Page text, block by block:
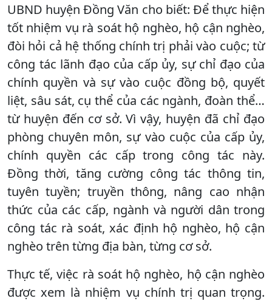
UBND huyện Đồng Văn cho biết: Để thực hiện
tốt nhiệm vụ rà soát hộ nghèo, hộ cận nghèo,
đòi hỏi cả hệ thống chính trị phải vào cuộc; từ
công tác lãnh đạo của cấp ủy, sự chỉ đạo của
chính quyền và sự vào cuộc đồng bộ, quyết
liệt, sâu sát, cụ thể của các ngành, đoàn thể…
từ huyện đến cơ sở. Vì vậy, huyện đã chỉ đạo
phòng chuyên môn, sự vào cuộc của cấp ủy,
chính quyền các cấp trong công tác này.
Đồng thời, tăng cường công tác thông tin,
tuyên tuyền; truyền thông, nâng cao nhận
thức của các cấp, ngành và người dân trong
công tác rà soát, xác định hộ nghèo, hộ cận
nghèo trên từng địa bàn, từng cơ sở.
Thực tế, việc rà soát hộ nghèo, hộ cận nghèo
được xem là nhiệm vụ chính trị quan trọng.